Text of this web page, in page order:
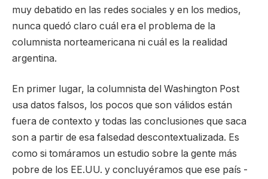
muy debatido en las redes sociales y en los medios,
nunca quedó claro cuál era el problema de la
columnista norteamericana ni cuál es la realidad
argentina.
En primer lugar, la columnista del Washington Post
usa datos falsos, los pocos que son válidos están
fuera de contexto y todas las conclusiones que saca
son a partir de esa falsedad descontextualizada. Es
como si tomáramos un estudio sobre la gente más
pobre de los EE.UU. y concluyéramos que ese país -